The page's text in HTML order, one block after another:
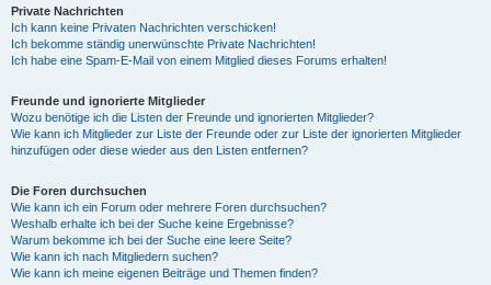
Private Nachrichten
Ich kann keine Privaten Nachrichten verschicken!
Ich bekomme ständig unerwünschte Private Nachrichten!
Ich habe eine Spam-E-Mail von einem Mitglied dieses Forums erhalten!
Freunde und ignorierte Mitglieder
Wozu benötige ich die Listen der Freunde und ignorierten Mitglieder?
Wie kann ich Mitglieder zur Liste der Freunde oder zur Liste der ignorierten Mitglieder
hinzufügen oder diese wieder aus den Listen entfernen?
Die Foren durchsuchen
Wie kann ich ein Forum oder mehrere Foren durchsuchen?
Weshalb erhalte ich bei der Suche keine Ergebnisse?
Warum bekomme ich bei der Suche eine leere Seite?
Wie kann ich nach Mitgliedern suchen?
Wie kann ich meine eigenen Beiträge und Themen finden?